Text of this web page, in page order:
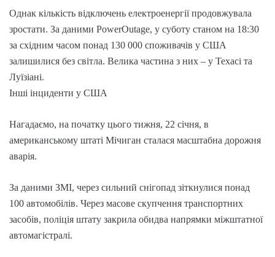
Однак кількість відключень електроенергії продовжувала
зростати. За даними PowerOutage, у суботу станом на 18:30
за східним часом понад 130 000 споживачів у США
залишилися без світла. Велика частина з них – у Техасі та
Луїзіані.
Інші інциденти у США
Нагадаємо, на початку цього тижня, 22 січня, в
американському штаті Мічиган сталася масштабна дорожня
аварія.
За даними ЗМІ, через сильний снігопад зіткнулися понад
100 автомобілів. Через масове скупчення транспортних
засобів, поліція штату закрила обидва напрямки міжштатної
автомагістралі.